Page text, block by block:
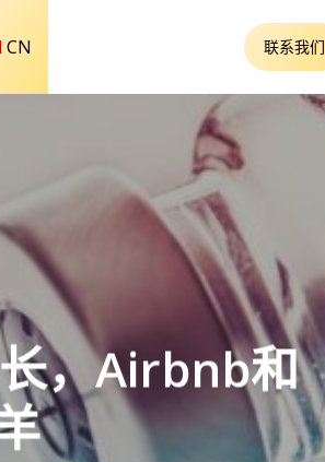
CN 联系我们
，Airbnb和